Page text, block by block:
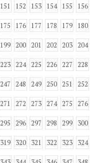
151 152 153 154 155 156
175 176 177 178 179 180
199 200 201 202 203 204
223 224 225 226 227 228
247 248 249 250 251 252
271 272 273 274 275 276
295 296 297 298 299 300
319 320 321 322 323 324